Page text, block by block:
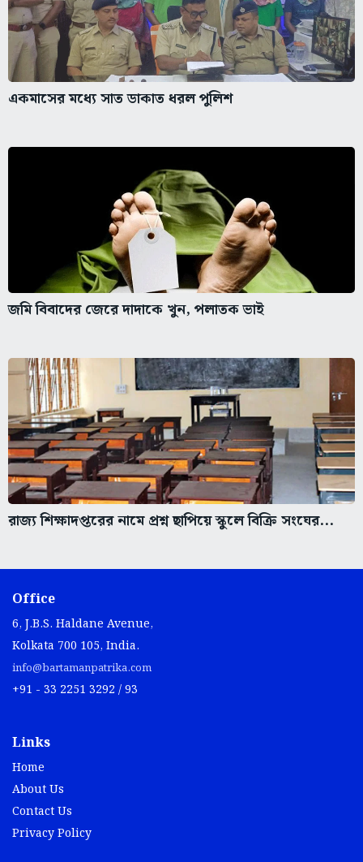
একমাসের মধ্যে সাত ডাকাত ধরল পুলিশ
জমি বিবাদের জেরে দাদাকে খুন, পলাতক ভাই
রাজ্য শিক্ষাদপ্তরের নামে প্রশ্ন ছাপিয়ে স্কুলে বিক্রি সংঘের...
Office
6, J.B.S. Haldane Avenue,
Kolkata 700 105, India.
info@bartamanpatrika.com
+91 - 33 2251 3292 / 93
Links
Home
About Us
Contact Us
Privacy Policy